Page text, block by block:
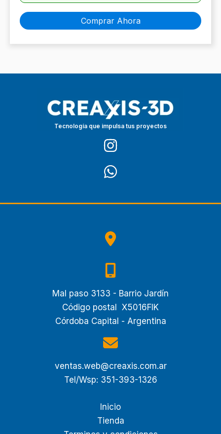
Comprar Ahora
Tecnología que impulsa tus proyectos
Mal paso 3133 - Barrio Jardín
Código postal X5016FIK
Córdoba Capital - Argentina
ventas.web@creaxis.com.ar
Tel/Wsp: 351-393-1326
Inicio
Tienda